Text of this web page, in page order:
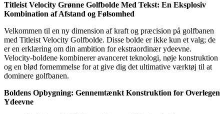
Titleist Velocity Grønne Golfbolde Med Tekst: En Eksplosiv
Kombination af Afstand og Følsomhed
Velkommen til en ny dimension af kraft og præcision på golfbanen
med Titleist Velocity Golfbolde. Disse bolde er ikke kun et valg; de
er en erklæring om din ambition for ekstraordinær ydeevne.
Velocity-boldene kombinerer avanceret teknologi, nøje konstruktion
og en blød fornemmelse for at give dig det ultimative værktøj til at
dominere golfbanen.
Boldens Opbygning: Gennemtænkt Konstruktion for Overlegen
Ydeevne